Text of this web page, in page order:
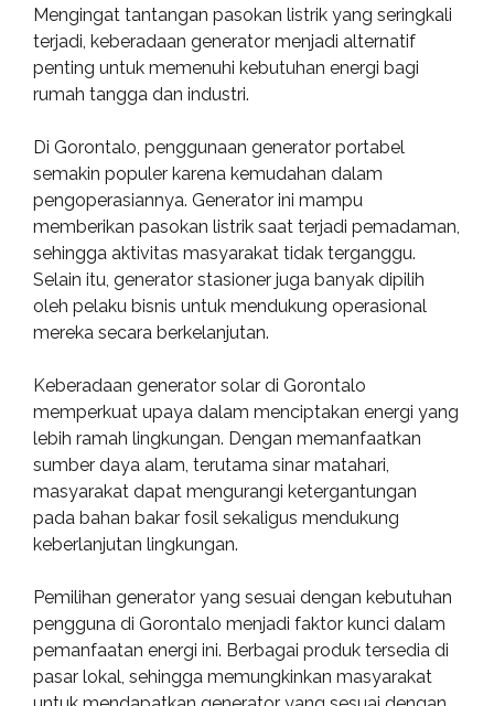
Mengingat tantangan pasokan listrik yang seringkali
terjadi, keberadaan generator menjadi alternatif
penting untuk memenuhi kebutuhan energi bagi
rumah tangga dan industri.
Di Gorontalo, penggunaan generator portabel
semakin populer karena kemudahan dalam
pengoperasiannya. Generator ini mampu
memberikan pasokan listrik saat terjadi pemadaman,
sehingga aktivitas masyarakat tidak terganggu.
Selain itu, generator stasioner juga banyak dipilih
oleh pelaku bisnis untuk mendukung operasional
mereka secara berkelanjutan.
Keberadaan generator solar di Gorontalo
memperkuat upaya dalam menciptakan energi yang
lebih ramah lingkungan. Dengan memanfaatkan
sumber daya alam, terutama sinar matahari,
masyarakat dapat mengurangi ketergantungan
pada bahan bakar fosil sekaligus mendukung
keberlanjutan lingkungan.
Pemilihan generator yang sesuai dengan kebutuhan
pengguna di Gorontalo menjadi faktor kunci dalam
pemanfaatan energi ini. Berbagai produk tersedia di
pasar lokal, sehingga memungkinkan masyarakat